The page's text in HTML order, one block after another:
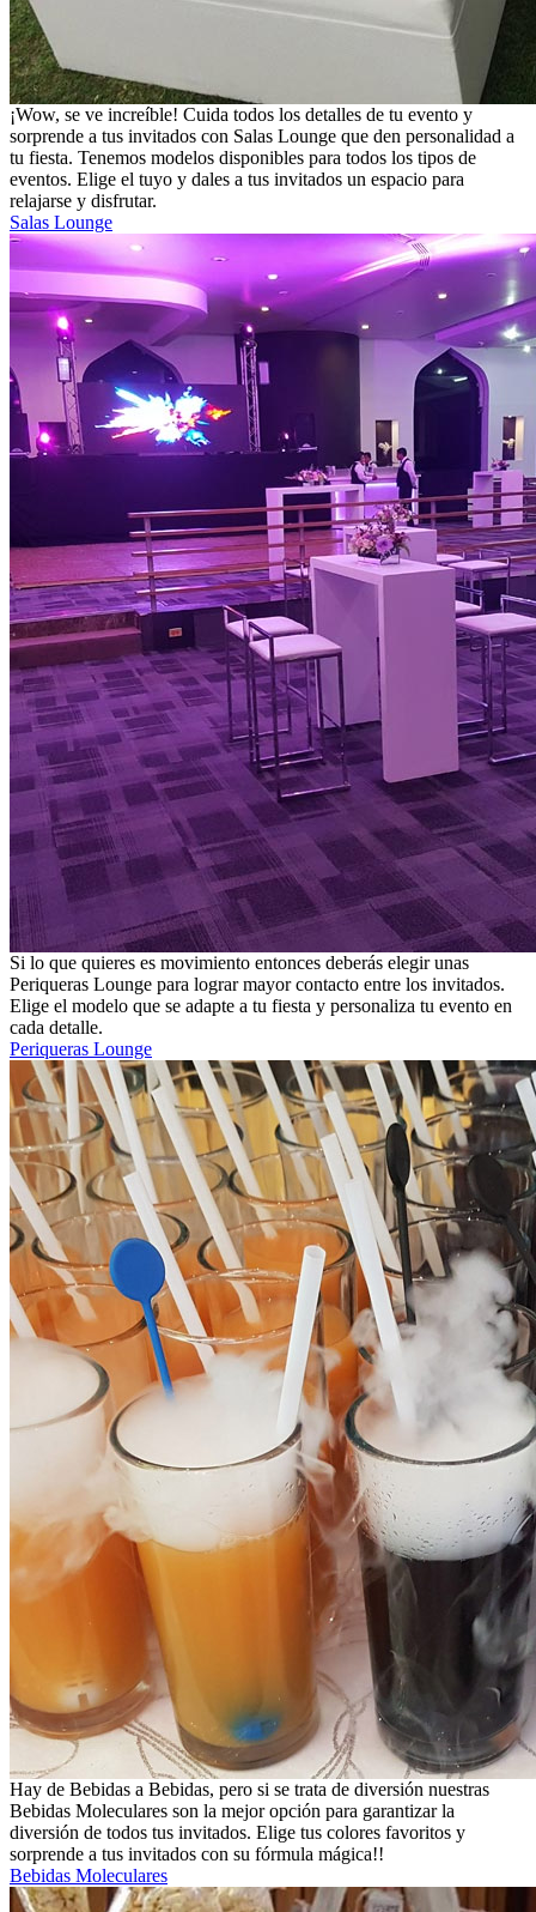
¡Wow, se ve increíble! Cuida todos los detalles de tu evento y
sorprende a tus invitados con Salas Lounge que den personalidad a
tu fiesta. Tenemos modelos disponibles para todos los tipos de
eventos. Elige el tuyo y dales a tus invitados un espacio para
relajarse y disfrutar.
Salas Lounge
Si lo que quieres es movimiento entonces deberás elegir unas
Periqueras Lounge para lograr mayor contacto entre los invitados.
Elige el modelo que se adapte a tu fiesta y personaliza tu evento en
cada detalle.
Periqueras Lounge
Hay de Bebidas a Bebidas, pero si se trata de diversión nuestras
Bebidas Moleculares son la mejor opción para garantizar la
diversión de todos tus invitados. Elige tus colores favoritos y
sorprende a tus invitados con su fórmula mágica!!
Bebidas Moleculares